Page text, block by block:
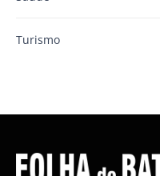
Turismo